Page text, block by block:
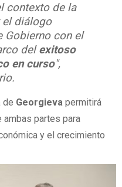
contexto de la
el diálogo
Gobierno con el
delexitoso
en curso",
de Georgieva permitirá
ambas partes para
y el crecimiento